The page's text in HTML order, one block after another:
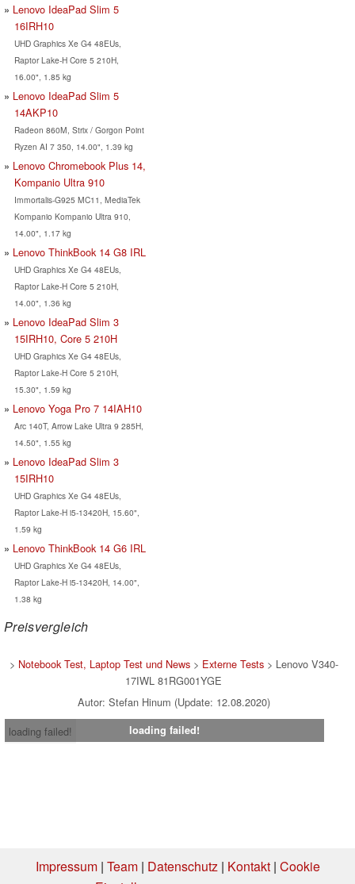
Lenovo IdeaPad Slim 5
16IRH10
UHD Graphics Xe G4 48EUs,
Raptor Lake-H Core 5 210H,
16.00", 1.85 kg
Lenovo IdeaPad Slim 5
14AKP10
Radeon 860M, Strix / Gorgon Point
Ryzen AI 7 350, 14.00", 1.39 kg
Lenovo Chromebook Plus 14,
Kompanio Ultra 910
Immortalis-G925 MC11, MediaTek
Kompanio Kompanio Ultra 910,
14.00", 1.17 kg
Lenovo ThinkBook 14 G8 IRL
UHD Graphics Xe G4 48EUs,
Raptor Lake-H Core 5 210H,
14.00", 1.36 kg
Lenovo IdeaPad Slim 3
15IRH10, Core 5 210H
UHD Graphics Xe G4 48EUs,
Raptor Lake-H Core 5 210H,
15.30", 1.59 kg
Lenovo Yoga Pro 7 14IAH10
Arc 140T, Arrow Lake Ultra 9 285H,
14.50", 1.55 kg
Lenovo IdeaPad Slim 3
15IRH10
UHD Graphics Xe G4 48EUs,
Raptor Lake-H i5-13420H, 15.60",
1.59 kg
Lenovo ThinkBook 14 G6 IRL
UHD Graphics Xe G4 48EUs,
Raptor Lake-H i5-13420H, 14.00",
1.38 kg
Preisvergleich
> Notebook Test, Laptop Test und News> Externe Tests> Lenovo V340-
17IWL 81RG001YGE
Autor: Stefan Hinum (Update: 12.08.2020)
loading failed!
loading failed!
Impressum| Team| Datenschutz| Kontakt| Cookie